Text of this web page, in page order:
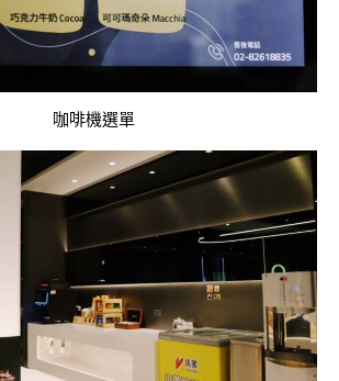
咖啡機選單